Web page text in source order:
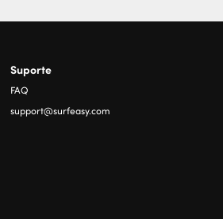
Suporte
FAQ
support@surfeasy.com